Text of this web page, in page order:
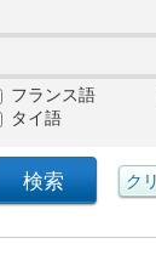
フランス語
タイ語